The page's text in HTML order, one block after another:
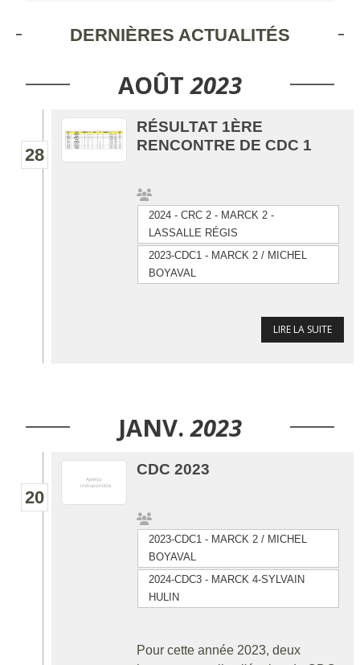
DERNIÈRES ACTUALITÉS
AOÛT 2023
28
RÉSULTAT 1ÈRE
RENCONTRE DE CDC 1
2024 - CRC 2 - MARCK 2 -
LASSALLE RÉGIS
2023-CDC1 - MARCK 2 / MICHEL
BOYAVAL
LIRE LA SUITE
JANV. 2023
20
CDC 2023
2023-CDC1 - MARCK 2 / MICHEL
BOYAVAL
2024-CDC3 - MARCK 4-SYLVAIN
HULIN
Pour cette année 2023, deux